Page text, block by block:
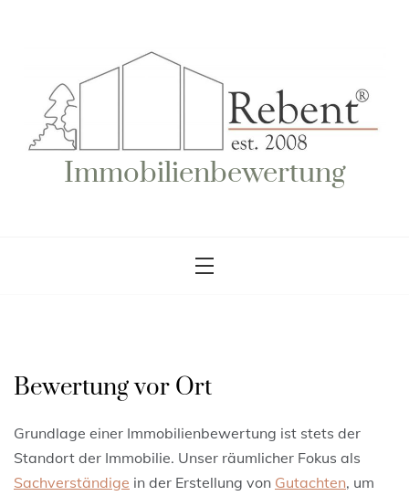
Immobilienbewertung
Bewertung vor Ort
Grundlage einer Immobilienbewertung ist stets der
Standort der Immobilie. Unser räumlicher Fokus als
Sachverständige in der Erstellung von Gutachten, um